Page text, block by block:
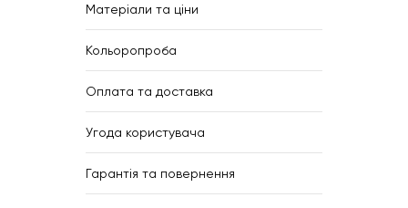
Матеріали та ціни
Кольоропроба
Оплата та доставка
Угода користувача
Гарантія та повернення